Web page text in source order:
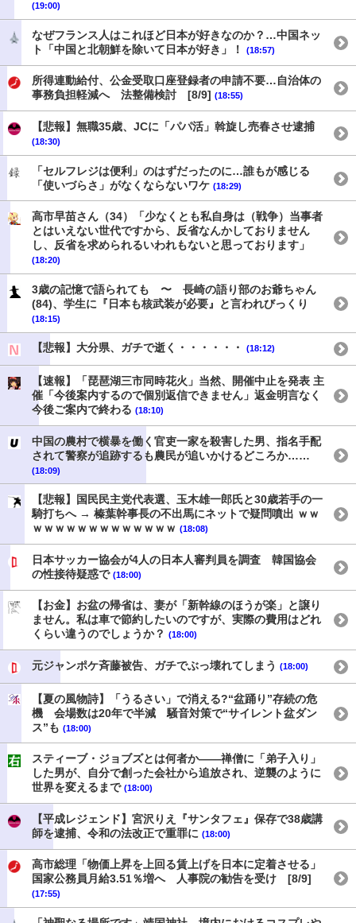
(19:00)
なぜフランス人はこれほど日本が好きなのか？…中国ネッ
ト「中国と北朝鮮を除いて日本が好き」！
(18:57)
所得連動給付、公金受取口座登録者の申請不要…自治体の
事務負担軽減へ 法整備検討 [8/9] (18:55)
【悲報】無職35歳、JCに「パパ活」斡旋し売春させ逮捕
(18:30)
「セルフレジは便利」のはずだったのに…誰もが感じる
「使いづらさ」がなくならないワケ (18:29)
高市早苗さん（34）「少なくとも私自身は（戦争）当事者
とはいえない世代ですから、反省なんかしておりません
し、反省を求められるいわれもないと思っております」
(18:20)
3歳の記憶で語られても 〜 長崎の語り部のお爺ちゃん
(84)、学生に『日本も核武装が必要』と言われびっくり
(18:15)
【悲報】大分県、ガチで逝く・・・・・・ (18:12)
【速報】「琵琶湖三市同時花火」当然、開催中止を発表 主
催「今後案内するので個別返信できません」返金明言なく
今後ご案内で終わる (18:10)
中国の農村で横暴を働く官吏一家を殺害した男、指名手配
されて警察が追跡するも農民が追いかけるどころか……
(18:09)
【悲報】国民民主党代表選、玉木雄一郎氏と30歳若手の一
騎打ちへ → 榛葉幹事長の不出馬にネットで疑問噴出 ｗｗ
ｗｗｗｗｗｗｗｗｗｗｗｗｗ (18:08)
日本サッカー協会が4人の日本人審判員を調査 韓国協会
の性接待疑惑で (18:00)
【お金】お盆の帰省は、妻が「新幹線のほうが楽」と譲り
ません。私は車で節約したいのですが、実際の費用はどれ
くらい違うのでしょうか？ (18:00)
元ジャンポケ斉藤被告、ガチでぶっ壊れてしまう (18:00)
【夏の風物詩】「うるさい」で消える?“盆踊り”存続の危
機 会場数は20年で半減 騒音対策で“サイレント盆ダン
ス”も (18:00)
スティーブ・ジョブズとは何者か——禅僧に「弟子入り」
した男が、自分で創った会社から追放され、逆襲のように
世界を変えるまで (18:00)
【平成レジェンド】宮沢りえ『サンタフェ』保存で38歳講
師を逮捕、令和の法改正で重罪に (18:00)
高市総理「物価上昇を上回る賃上げを日本に定着させる」
国家公務員月給3.51％増へ 人事院の勧告を受け [8/9]
(17:55)